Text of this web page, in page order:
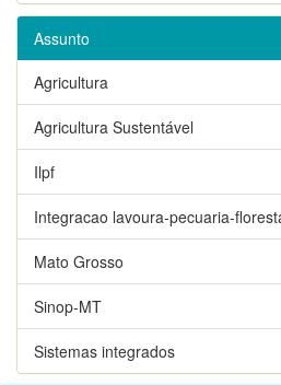
Assunto
Agricultura
Agricultura Sustentável
Ilpf
Integracao lavoura-pecuaria-
Mato Grosso
Sinop-MT
Sistemas integrados